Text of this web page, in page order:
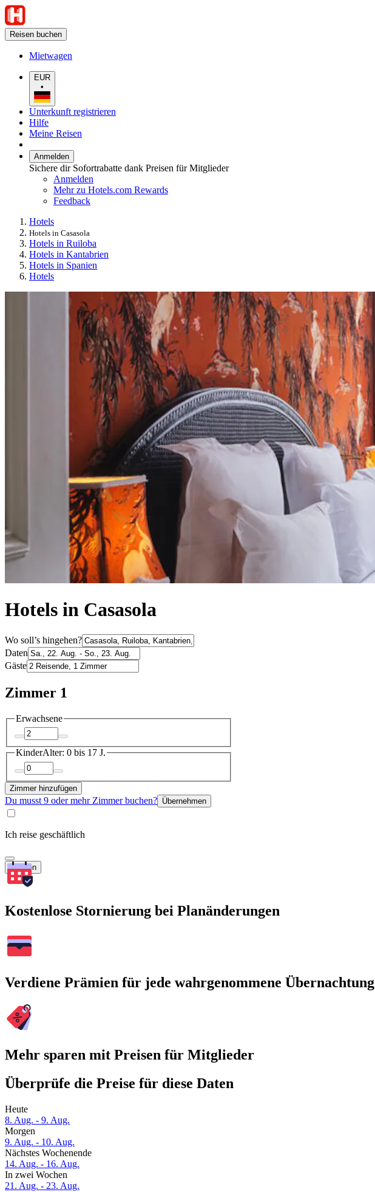
Reisen buchen
Mietwagen
EUR
•
Unterkunft registrieren
Hilfe
Meine Reisen
Anmelden
Sichere dir Sofortrabatte dank Preisen für Mitglieder
Anmelden
Mehr zu Hotels.com Rewards
Feedback
Hotels
Hotels in Casasola
Hotels in Ruiloba
Hotels in Kantabrien
Hotels in Spanien
Hotels
Hotels in Casasola
Wo soll’s hingehen?
Daten
Gäste
Zimmer 1
Erwachsene
KinderAlter: 0 bis 17 J.
Zimmer hinzufügen
Du musst 9 oder mehr Zimmer buchen? Übernehmen
Ich reise geschäftlich
Suchen
Kostenlose Stornierung bei Planänderungen
Verdiene Prämien für jede wahrgenommene Übernachtung
Mehr sparen mit Preisen für Mitglieder
Überprüfe die Preise für diese Daten
Heute
8. Aug. - 9. Aug.
Morgen
9. Aug. - 10. Aug.
Nächstes Wochenende
14. Aug. - 16. Aug.
In zwei Wochen
21. Aug. - 23. Aug.